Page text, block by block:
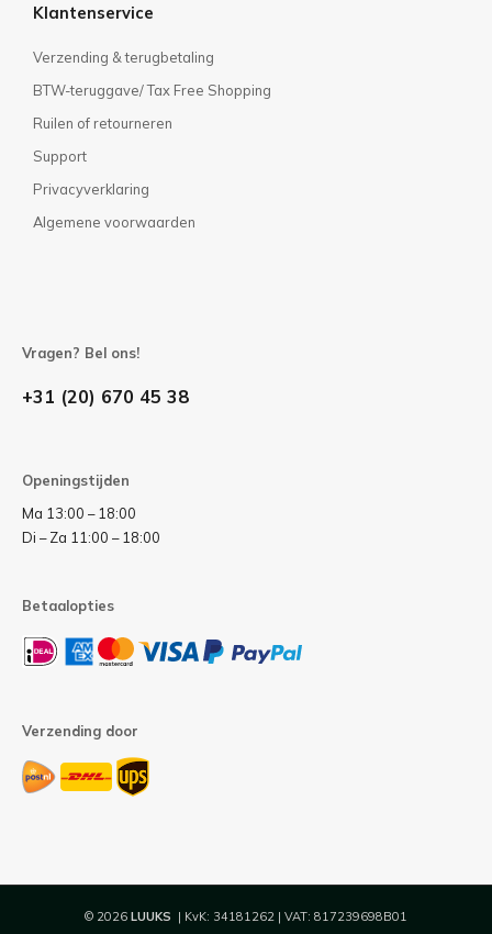
Klantenservice
Verzending & terugbetaling
BTW-teruggave/ Tax Free Shopping
Ruilen of retourneren
Support
Privacyverklaring
Algemene voorwaarden
Vragen? Bel ons!
+31 (20) 670 45 38
Openingstijden
Ma 13:00 – 18:00
Di – Za 11:00 – 18:00
Betaalopties
Verzending door
© 2026 LUUKS | KvK: 34181262 | VAT: 817239698B01